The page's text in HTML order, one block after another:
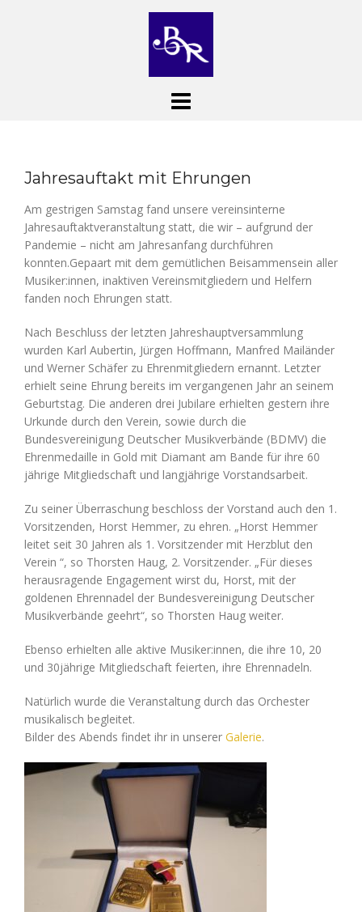
Jahresauftakt mit Ehrungen
Am gestrigen Samstag fand unsere vereinsinterne
Jahresauftaktveranstaltung statt, die wir – aufgrund der
Pandemie – nicht am Jahresanfang durchführen
konnten.Gepaart mit dem gemütlichen Beisammensein aller
Musiker:innen, inaktiven Vereinsmitgliedern und Helfern
fanden noch Ehrungen statt.
Nach Beschluss der letzten Jahreshauptversammlung
wurden Karl Aubertin, Jürgen Hoffmann, Manfred Mailänder
und Werner Schäfer zu Ehrenmitgliedern ernannt. Letzter
erhielt seine Ehrung bereits im vergangenen Jahr an seinem
Geburtstag. Die anderen drei Jubilare erhielten gestern ihre
Urkunde durch den Verein, sowie durch die
Bundesvereinigung Deutscher Musikverbände (BDMV) die
Ehrenmedaille in Gold mit Diamant am Bande für ihre 60
jährige Mitgliedschaft und langjährige Vorstandsarbeit.
Zu seiner Überraschung beschloss der Vorstand auch den 1.
Vorsitzenden, Horst Hemmer, zu ehren. „Horst Hemmer
leitet seit 30 Jahren als 1. Vorsitzender mit Herzblut den
Verein “, so Thorsten Haug, 2. Vorsitzender. „Für dieses
herausragende Engagement wirst du, Horst, mit der
goldenen Ehrennadel der Bundesvereinigung Deutscher
Musikverbände geehrt“, so Thorsten Haug weiter.
Ebenso erhielten alle aktive Musiker:innen, die ihre 10, 20
und 30jährige Mitgliedschaft feierten, ihre Ehrennadeln.
Natürlich wurde die Veranstaltung durch das Orchester
musikalisch begleitet.
Bilder des Abends findet ihr in unserer Galerie.